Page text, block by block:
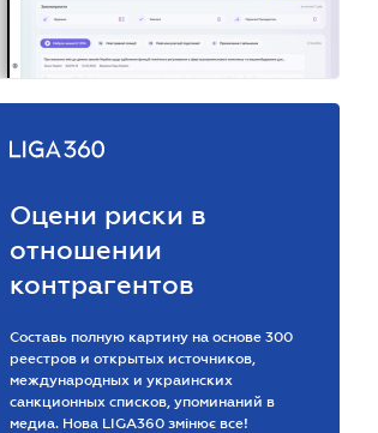
Оцени риски в
отношении
контрагентов
Составь полную картину на основе 300
реестров и открытых источников,
международных и украинских
санкционных списков, упоминаний в
медиа. Нова LIGA360 змінює все!